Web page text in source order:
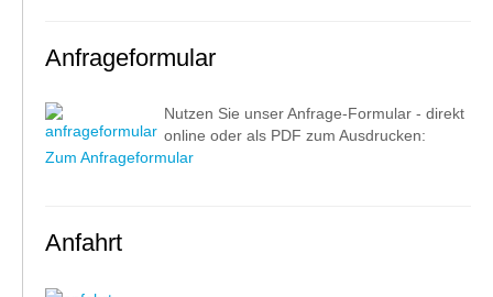
Anfrageformular
Nutzen Sie unser Anfrage-Formular - direkt
online oder als PDF zum Ausdrucken:
Zum Anfrageformular
Anfahrt